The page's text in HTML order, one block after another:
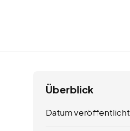
Überblick
Datum veröffentlicht